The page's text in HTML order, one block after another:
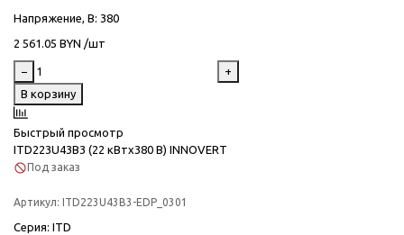
Напряжение, В: 380
2 561.05 BYN /шт
−
+
В корзину
Быстрый просмотр
ITD223U43B3 (22 кВтx380 В) INNOVERT
Под заказ
Артикул: ITD223U43B3-EDP_0301
Серия: ITD